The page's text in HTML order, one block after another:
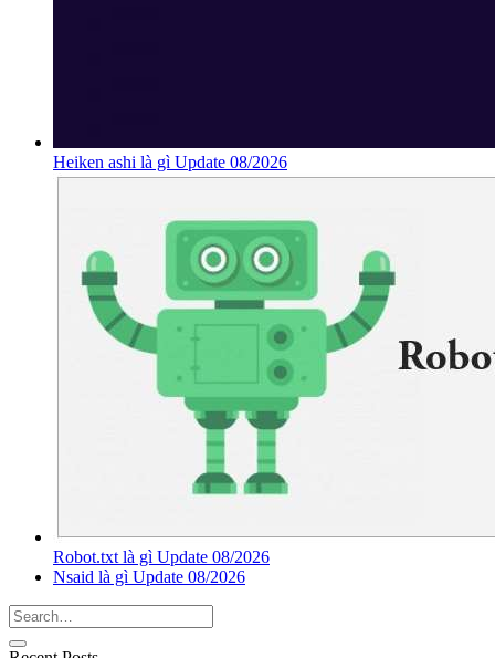
Heiken ashi là gì Update 08/2026
Robot.txt là gì Update 08/2026
Nsaid là gì Update 08/2026